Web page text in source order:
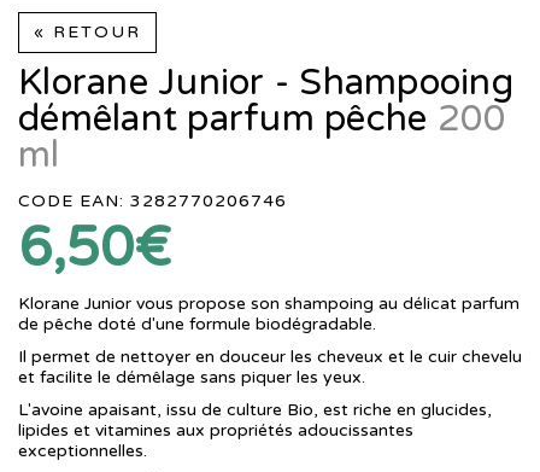
« RETOUR
Klorane Junior - Shampooing
démêlant parfum pêche 200
ml
CODE EAN: 3282770206746
6,50€
Klorane Junior vous propose son shampoing au délicat parfum
de pêche doté d'une formule biodégradable.
Il permet de nettoyer en douceur les cheveux et le cuir chevelu
et facilite le démêlage sans piquer les yeux.
L'avoine apaisant, issu de culture Bio, est riche en glucides,
lipides et vitamines aux propriétés adoucissantes
exceptionnelles.